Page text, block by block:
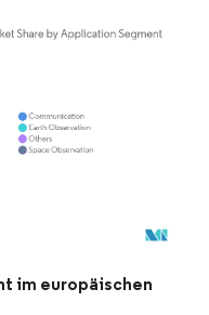
erfordert Namensnennung gemäß
im europäischen